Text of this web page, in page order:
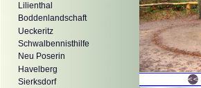
Lilienthal
Boddenlandschaft
Ueckeritz
Schwalbennisthilfe
Neu Poserin
Havelberg
Sierksdorf